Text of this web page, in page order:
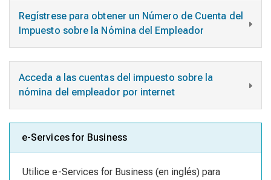
Regístrese para obtener un Número de Cuenta del
Impuesto sobre la Nómina del Empleador
Acceda a las cuentas del impuesto sobre la
nómina del empleador por internet
e-Services for Business
Utilice e-Services for Business (en inglés) para